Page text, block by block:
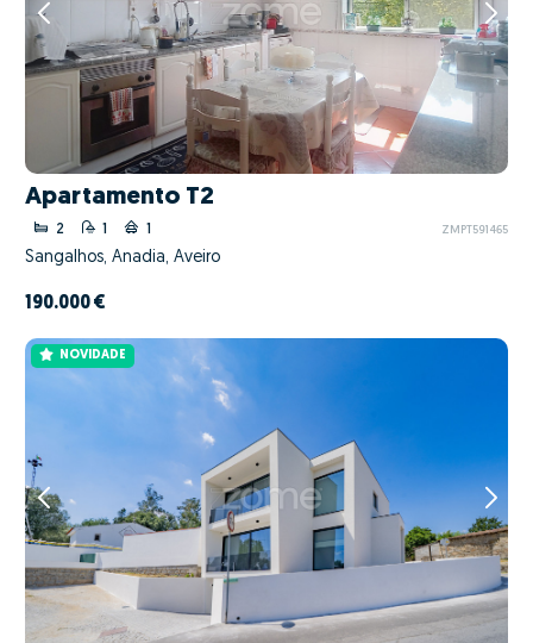
Apartamento T2
2 1 1 ZMPT591465
Sangalhos, Anadia, Aveiro
190.000 €
NOVIDADE